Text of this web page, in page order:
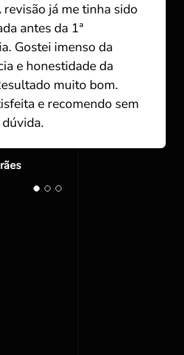
revisão já me tinha sido
antes da 1ª
Gostei imenso da
e honestidade da
muito bom.
e recomendo sem
revisão já me tinha sido
antes da 1ª
Gostei imenso da
e honestidade da
muito bom.
e recomendo sem
revisão já me tinha sido
antes da 1ª
Gostei imenso da
e honestidade da
muito bom.
e recomendo sem